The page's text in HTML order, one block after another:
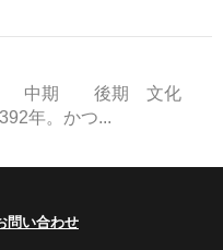
中期 後期 文化
年。かつ...
問い合わせ